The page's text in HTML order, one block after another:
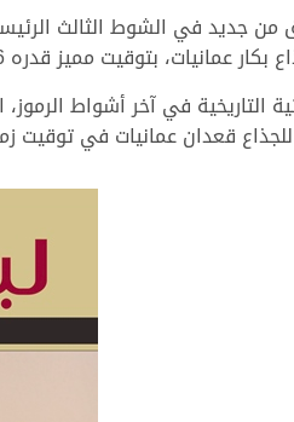
من جديد في الشوط الثالث
عمانيات، بتوقيت مميز قدره 8:38:76 دقيقة.
التاريخية في آخر أشواط
قعدان عمانيات في توقيت زمني قدره